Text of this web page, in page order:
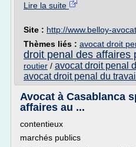
Lire la suite
Site : http://www.belloy-
Thèmes liés : avocat droit
droit penal des affaires
routier / avocat droit penal
avocat droit penal du
Avocat à Casablanca
affaires au ...
contentieux
marchés publics